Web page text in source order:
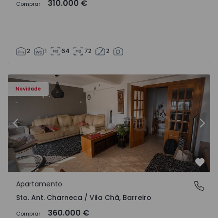
Comprar 310.000 €
2 1 64 72 2
Novidade
- 1573477 - 14
Apartamento T3 Barreiro, Sto. Ant. Charneca / Vila Chã -
Anterior
Sto. Ant. Charneca / Vila Chã, Barreiro
Apartamento
Sto. Ant. Charneca / Vila Chã, Barreiro
Comprar 360.000 €